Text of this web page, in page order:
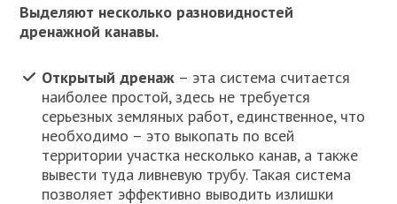
Выделяют несколько разновидностей
дренажной канавы.
Открытый дренаж – эта система считается
наиболее простой, здесь не требуется
серьезных земляных работ, единственное, что
необходимо – это выкопать по всей
территории участка несколько канав, а также
вывести туда ливневую трубу. Такая система
позволяет эффективно выводить излишки